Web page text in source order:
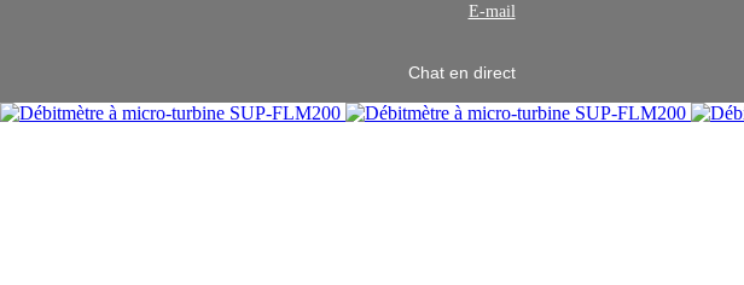
E-mail
Chat en direct